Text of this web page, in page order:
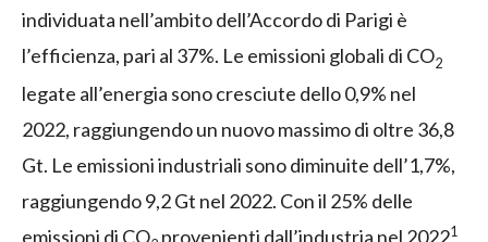
individuata nell’ambito dell’Accordo di Parigi è
l’efficienza, pari al 37%. Le emissioni globali di CO2
legate all’energia sono cresciute dello 0,9% nel
2022, raggiungendo un nuovo massimo di oltre 36,8
Gt. Le emissioni industriali sono diminuite dell’1,7%,
raggiungendo 9,2 Gt nel 2022. Con il 25% delle
emissioni di CO provenienti dall’industria nel 20221